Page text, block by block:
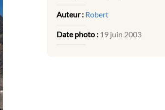
Auteur : Robert
Date photo : 19 juin 2003